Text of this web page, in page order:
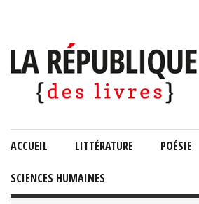
ACCUEIL LITTÉRATURE POÉSIE
SCIENCES HUMAINES